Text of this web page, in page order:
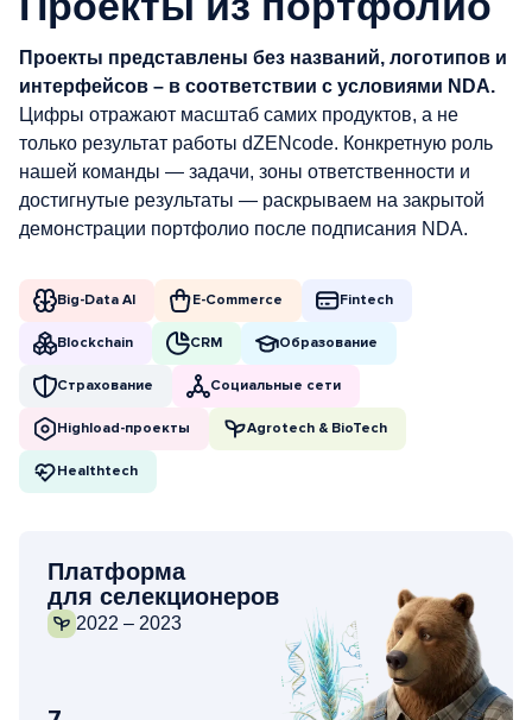
Проекты представлены без названий, логотипов и
интерфейсов – в соответствии с условиями NDA.
Цифры отражают масштаб самих продуктов, а не
только результат работы dZENcode. Конкретную роль
нашей команды — задачи, зоны ответственности и
достигнутые результаты — раскрываем на закрытой
демонстрации портфолио после подписания NDA.
Big-Data AI E-Commerce Fintech
Blockchain CRM Образование
Страхование Социальные сети
Highload-проекты Agrotech & BioTech
Healthtech
Платформа
для селекционеров
2022 – 2023